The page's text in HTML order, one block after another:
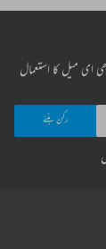
ای میل کا استعمال